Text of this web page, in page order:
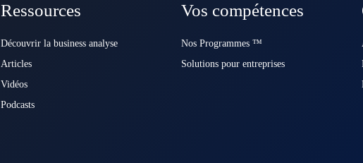
Ressources
Découvrir la business analyse
Articles
Vidéos
Podcasts
Vos compétences
Nos Programmes ™️
Solutions pour entreprises